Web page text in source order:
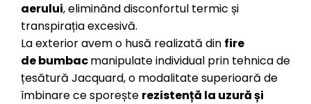
aerului, eliminând disconfortul termic și
transpirația excesivă.
La exterior avem o husă realizată din fire
debumbacmanipulate individual prin tehnica de
țesătură Jacquard, o modalitate superioară de
îmbinare ce sporește rezistență la uzură și